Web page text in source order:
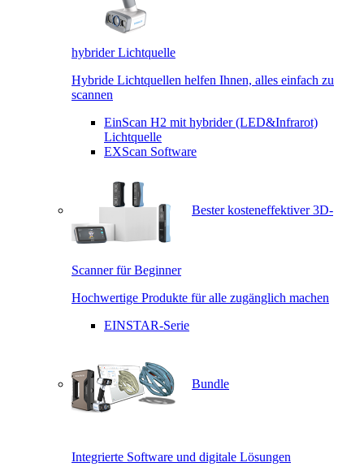
hybrider Lichtquelle
Hybride Lichtquellen helfen Ihnen, alles einfach zu
scannen
EinScan H2 mit hybrider (LED&Infrarot)
Lichtquelle
EXScan Software
Bester kosteneffektiver 3D-
Scanner für Beginner
Hochwertige Produkte für alle zugänglich machen
EINSTAR-Serie
Bundle
Integrierte Software und digitale Lösungen